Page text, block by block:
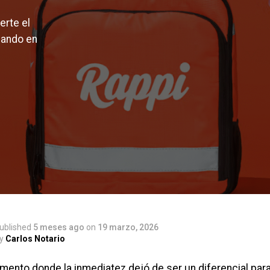
el
en
5 meses ago on 19 marzo, 2026
Carlos Notario